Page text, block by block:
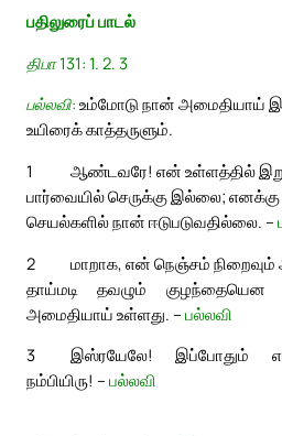
பதிலுரைப் பாடல்
திபா 131: 1. 2. 3
பல்லவி: உம்மோடு நான் அமைதியாய்
உயிரைக் காத்தருளும்.
1
ஆண்டவரே! என் உள்ளத்தில்
பார்வையில் செருக்கு இல்லை; எனக்கு
செயல்களில் நான் ஈடுபடுவதில்லை. –
2
மாறாக, என் நெஞ்சம்
தாய்மடி தவழும்
அமைதியாய் உள்ளது. – பல்லவி
3
இஸ்ரயேலே! இப்போதும்
நம்பியிரு! – பல்லவி